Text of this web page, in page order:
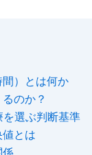
）とは何か
のか？
選ぶ判断基準
とは